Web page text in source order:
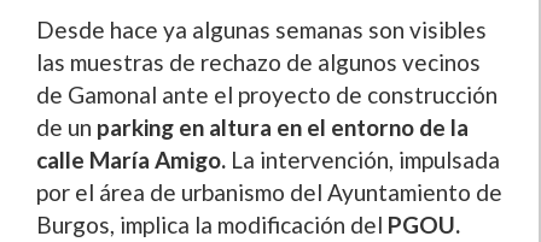
Desde hace ya algunas semanas son visibles
las muestras de rechazo de algunos vecinos
de Gamonal ante el proyecto de construcción
de un parking en altura en el entorno de la
calle María Amigo. La intervención, impulsada
por el área de urbanismo del Ayuntamiento de
Burgos, implica la modificación del PGOU.